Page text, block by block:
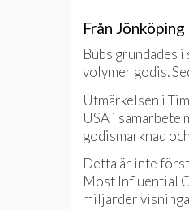
Från
Bubs grundades
volymer godis.
Utmärkelsen i
USA i
godismarknad
Detta är inte
Most Influential
miljarder